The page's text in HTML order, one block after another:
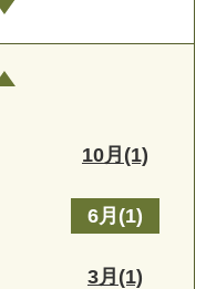
10月(1)
6月(1)
3月(1)